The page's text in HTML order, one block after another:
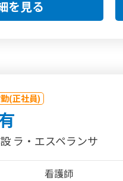
を見る
(正社員)
ラ・エスペランサ
看護師